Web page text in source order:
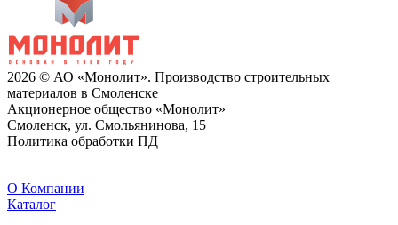
2026 © АО «Монолит». Производство строительных
материалов в Смоленске
Акционерное общество «Монолит»
Смоленск, ул. Смольянинова, 15
Политика обработки ПД
O Компании
Каталог